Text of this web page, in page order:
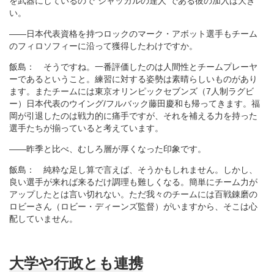
い。
――日本代表資格を持つロックのマーク・アボット選手もチーム
のフィロソフィーに沿って獲得したわけですか。
飯島： そうですね。一番評価したのは人間性とチームプレーヤ
ーであるということ。練習に対する姿勢は素晴らしいものがあり
ます。またチームには東京オリンピックセブンズ（7人制ラグビ
ー）日本代表のウイング/フルバック藤田慶和も帰ってきます。福
岡が引退したのは戦力的に痛手ですが、それを補える力を持った
選手たちが揃っていると考えています。
――昨季と比べ、むしろ層が厚くなった印象です。
飯島： 純粋な足し算で言えば、そうかもしれません。しかし、
良い選手が来れば来るだけ調理も難しくなる。簡単にチーム力が
アップしたとは言い切れない。ただ我々のチームには百戦錬磨の
ロビーさん（ロビー・ディーンズ監督）がいますから、そこは心
配していません。
大学や行政とも連携